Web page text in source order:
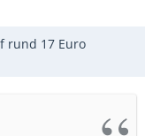
rund 17 Euro